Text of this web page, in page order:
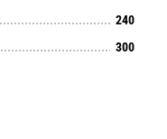
240
300